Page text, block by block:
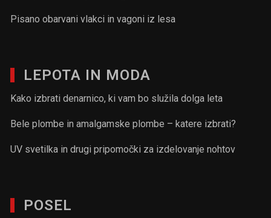
Pisano obarvani vlakci in vagoni iz lesa
LEPOTA IN MODA
Kako izbrati denarnico, ki vam bo služila dolga leta
Bele plombe in amalgamske plombe – katere izbrati?
UV svetilka in drugi pripomočki za izdelovanje nohtov
POSEL